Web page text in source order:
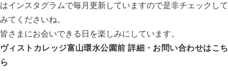
はインスタグラムで毎月更新していますので是非チェックして
みてくださいね。
皆さまにお会いできる日を楽しみにしています。
ヴィストカレッジ富山環水公園前 詳細・お問い合わせはこち
ら